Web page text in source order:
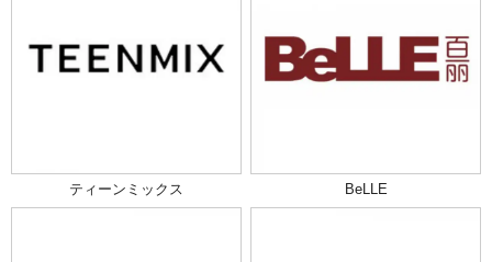
ティーンミックス BeLLE